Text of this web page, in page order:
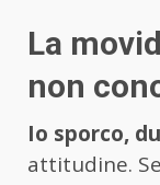
La
non
Io sporco,
attitudine.